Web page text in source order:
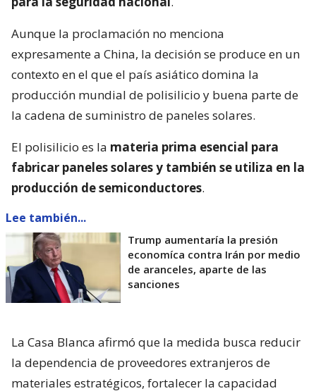
Aunque la proclamación no menciona
expresamente a China, la decisión se produce en un
contexto en el que el país asiático domina la
producción mundial de polisilicio y buena parte de
la cadena de suministro de paneles solares.
El polisilicio es la materia prima esencial para
fabricar paneles solares y también se utiliza en la
producción de semiconductores.
Lee también...
Trump aumentaría la presión
economíca contra Irán por medio
de aranceles, aparte de las
sanciones
La Casa Blanca afirmó que la medida busca reducir
la dependencia de proveedores extranjeros de
materiales estratégicos, fortalecer la capacidad